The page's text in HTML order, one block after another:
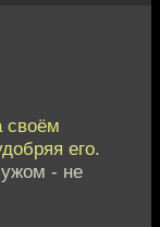
своём
его.
- не